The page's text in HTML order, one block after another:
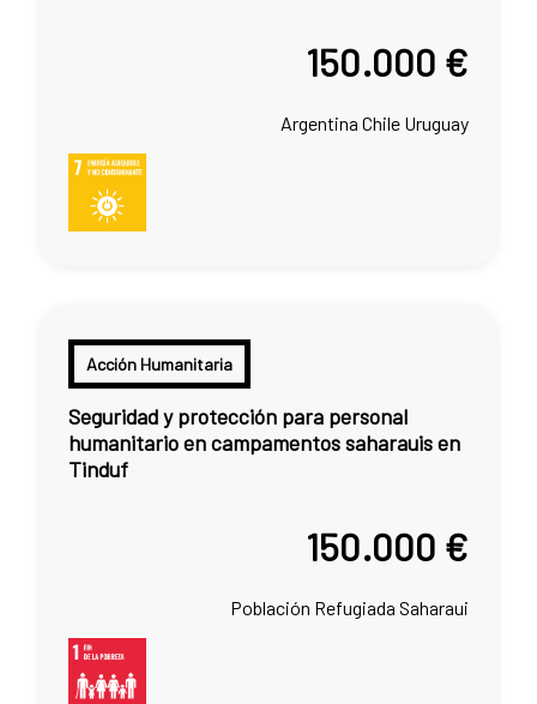
150.000 €
Argentina Chile Uruguay
Acción Humanitaria
Seguridad y protección para personal
humanitario en campamentos saharauis en
Tinduf
150.000 €
Población Refugiada Saharaui